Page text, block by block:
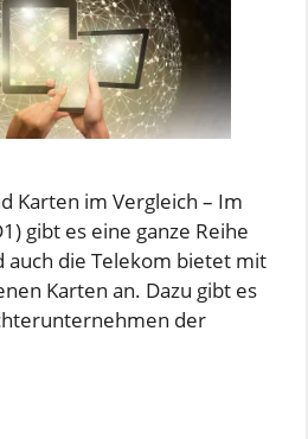
Karten im Vergleich – Im
gibt es eine ganze Reihe
auch die Telekom bietet mit
Karten an. Dazu gibt es
der